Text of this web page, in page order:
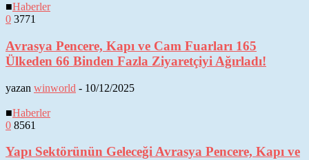
■Haberler
0 3771
Avrasya Pencere, Kapı ve Cam Fuarları 165
Ülkeden 66 Binden Fazla Ziyaretçiyi Ağırladı!
yazan winworld - 10/12/2025
■Haberler
0 8561
Yapı Sektörünün Geleceği Avrasya Pencere, Kapı ve